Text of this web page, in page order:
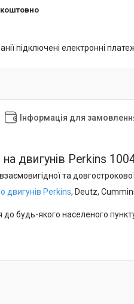
підключені електронні
Інформація для
двигунів Perkins 1004
та
двигунів Perkins, Deutz,
будь-якого населеного